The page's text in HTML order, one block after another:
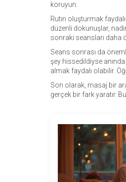
koruyun.
Rutin oluşturmak
düzenli dokunuşlar,
sonraki seansları daha
Seans sonrası da
şey hissedildiyse
almak faydalı olabilir.
Son olarak, masaj bir
gerçek bir fark yaratır.